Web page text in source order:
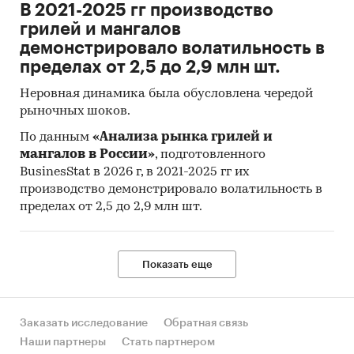
В 2021-2025 гг производство
грилей и мангалов
демонстрировало волатильность в
пределах от 2,5 до 2,9 млн шт.
Неровная динамика была обусловлена чередой
рыночных шоков.
По данным «Анализа рынка грилей и
мангалов в России», подготовленного
BusinesStat в 2026 г, в 2021-2025 гг их
производство демонстрировало волатильность в
пределах от 2,5 до 2,9 млн шт.
Показать еще
Заказать исследование
Обратная связь
Наши партнеры
Стать партнером